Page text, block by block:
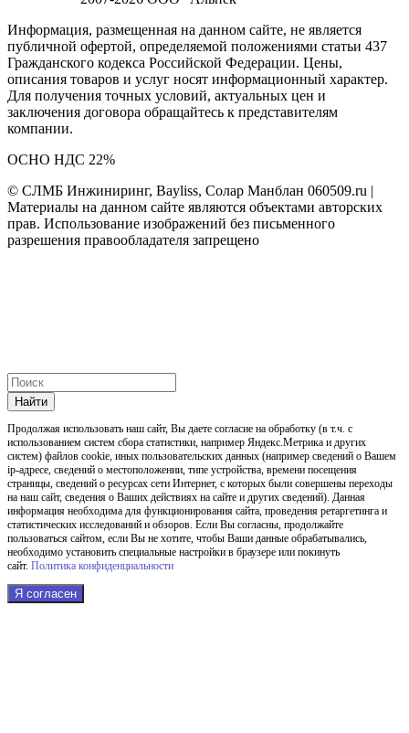
Информация, размещенная на данном сайте, не является
публичной офертой, определяемой положениями статьи 437
Гражданского кодекса Российской Федерации. Цены,
описания товаров и услуг носят информационный характер.
Для получения точных условий, актуальных цен и
заключения договора обращайтесь к представителям
компании.
ОСНО НДС 22%
© СЛМБ Инжиниринг, Bayliss, Солар Манблан 060509.ru |
Материалы на данном сайте являются объектами авторских
прав. Использование изображений без письменного
разрешения правообладателя запрещено
Найти
Продолжая использовать наш cайт, Вы даете согласие на обработку (в т.ч. с
использованием систем сбора статистики, например Яндекс.Метрика и других
систем) файлов cookie, иных пользовательских данных (например сведений о Вашем
ip-адресе, сведений о местоположении, типе устройства, времени посещения
страницы, сведений о ресурсах сети Интернет, с которых были совершены переходы
на наш сайт, сведения о Ваших действиях на сайте и других сведений). Данная
информация необходима для функционирования сайта, проведения ретаргетинга и
статистических исследований и обзоров. Если Вы согласны, продолжайте
пользоваться сайтом, если Вы не хотите, чтобы Ваши данные обрабатывались,
необходимо установить специальные настройки в браузере или покинуть
сайт. Политика конфиденциальности
Я согласен